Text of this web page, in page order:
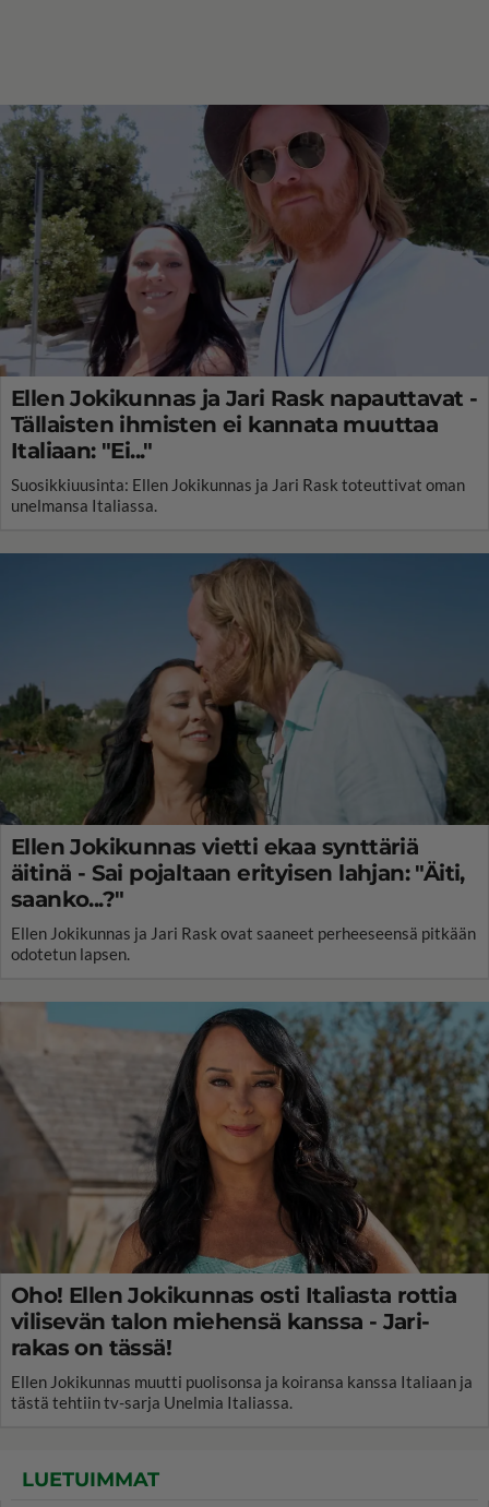
Ellen Jokikunnas ja Jari Rask napauttavat -
Tällaisten ihmisten ei kannata muuttaa
Italiaan: "Ei..."
Suosikkiuusinta: Ellen Jokikunnas ja Jari Rask toteuttivat oman
unelmansa Italiassa.
Ellen Jokikunnas vietti ekaa synttäriä
äitinä - Sai pojaltaan erityisen lahjan: "Äiti,
saanko...?"
Ellen Jokikunnas ja Jari Rask ovat saaneet perheeseensä pitkään
odotetun lapsen.
Oho! Ellen Jokikunnas osti Italiasta rottia
vilisevän talon miehensä kanssa - Jari-
rakas on tässä!
Ellen Jokikunnas muutti puolisonsa ja koiransa kanssa Italiaan ja
tästä tehtiin tv-sarja Unelmia Italiassa.
LUETUIMMAT